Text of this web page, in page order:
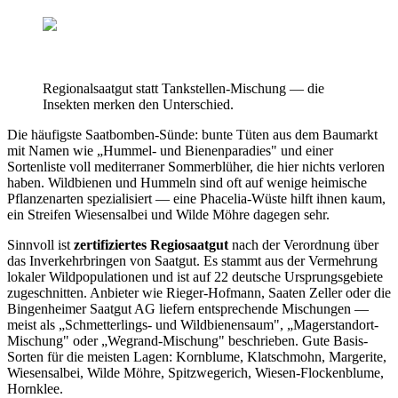
Regionalsaatgut statt Tankstellen-Mischung — die
Insekten merken den Unterschied.
Die häufigste Saatbomben-Sünde: bunte Tüten aus dem Baumarkt
mit Namen wie „Hummel- und Bienenparadies" und einer
Sortenliste voll mediterraner Sommerblüher, die hier nichts verloren
haben. Wildbienen und Hummeln sind oft auf wenige heimische
Pflanzenarten spezialisiert — eine Phacelia-Wüste hilft ihnen kaum,
ein Streifen Wiesensalbei und Wilde Möhre dagegen sehr.
Sinnvoll ist zertifiziertes Regiosaatgut nach der Verordnung über
das Inverkehrbringen von Saatgut. Es stammt aus der Vermehrung
lokaler Wildpopulationen und ist auf 22 deutsche Ursprungsgebiete
zugeschnitten. Anbieter wie Rieger-Hofmann, Saaten Zeller oder die
Bingenheimer Saatgut AG liefern entsprechende Mischungen —
meist als „Schmetterlings- und Wildbienensaum", „Magerstandort-
Mischung" oder „Wegrand-Mischung" beschrieben. Gute Basis-
Sorten für die meisten Lagen: Kornblume, Klatschmohn, Margerite,
Wiesensalbei, Wilde Möhre, Spitzwegerich, Wiesen-Flockenblume,
Hornklee.